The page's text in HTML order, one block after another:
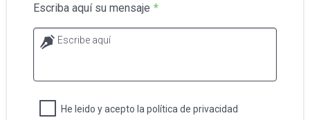
Escriba aquí su mensaje *
Escribe aquí
He leido y acepto la política de privacidad